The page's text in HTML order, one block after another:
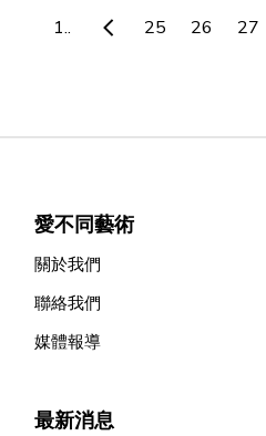
1.. 25 26 27
愛不同藝術
關於我們
聯絡我們
媒體報導
最新消息